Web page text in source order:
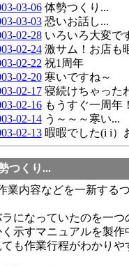
03-06体勢つくり...
03-03恐いお話し...
02-28いろいろ大変で
02-24激サム！お店も
02-22 祝1周年
02-20寒いですね～
02-17寝続けちゃった
02-16もうすぐ一周年！
02-14う～～～寒い...
02-13暇暇でした(i i）
つくり...
業内容などを一新する
になっていたのを一つ
示すマニュアルを製作
も作業行程がわかりや